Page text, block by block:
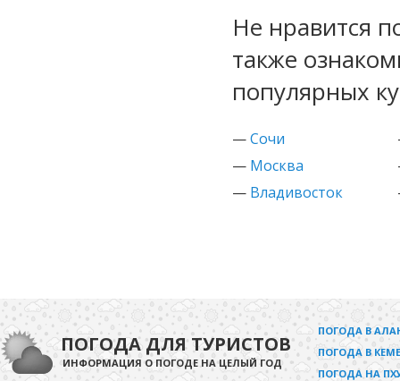
Не нравится
также
популярных
—Сочи
— Москва
— Владивосток
ПОГОДА ДЛЯ ТУРИСТОВ
ИНФОРМАЦИЯ О ПОГОДЕ НА ЦЕЛЫЙ ГОД
ПОГОДА В
ПОГОДА В
ПОГОДА НА